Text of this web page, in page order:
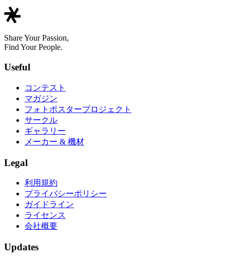
Share Your Passion,
Find Your People.
Useful
コンテスト
マガジン
フォトポスタープロジェクト
サークル
ギャラリー
メーカー & 機材
Legal
利用規約
プライバシーポリシー
ガイドライン
ライセンス
会社概要
Updates